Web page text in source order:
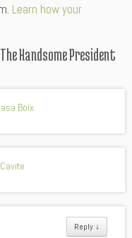
Learn how your
Handsome President
Boix
Reply ↓